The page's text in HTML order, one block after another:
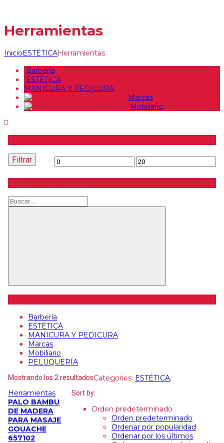
Herramientas
InicioESTÉTICAHerramientas
Barbería
ESTÉTICA
MANICURA Y PEDICURA
Marcas
Mobiliario
Precio
mínimo
Precio
máximo
Filtrar
Buscar
Barbería
ESTÉTICA
MANICURA Y PEDICURA
Marcas
Mobiliario
PELUQUERÍA
Mostrando los 2 resultados
Sort by:
Orden predeterminado
Orden predeterminado
Ordenar por popularidad
Ordenar por los últimos
Categories: ESTÉTICA,
Herramientas
PALO BAMBU
DE MADERA
PARA MASAJE
GOUACHE
657102